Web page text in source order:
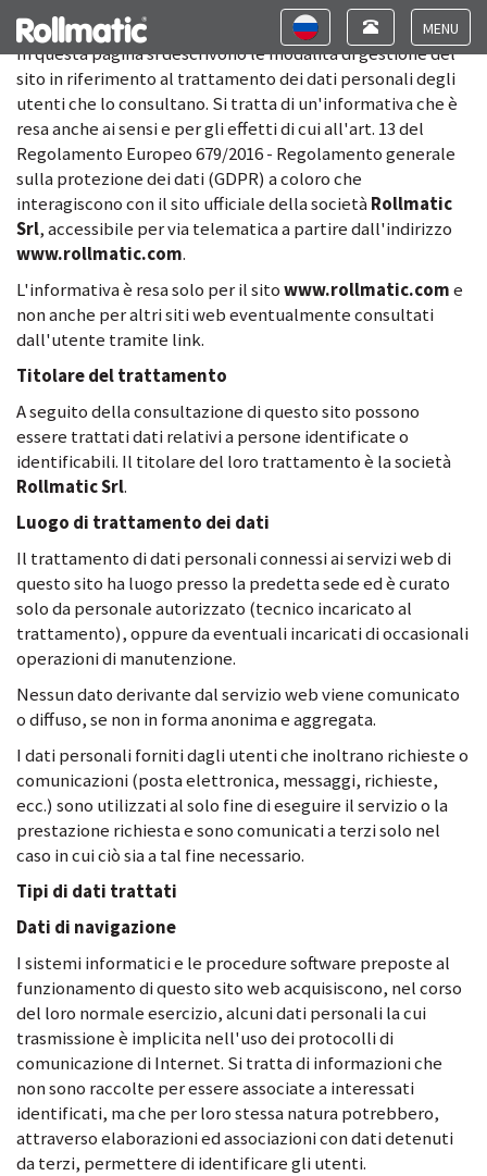
Toggle
Toggle
navigation
Toggle
navigation
Perché questo avviso
In questa pagina si descrivono le modalità di gestione del
sito in riferimento al trattamento dei dati personali degli
utenti che lo consultano. Si tratta di un'informativa che è
resa anche ai sensi e per gli effetti di cui all'art. 13 del
Regolamento Europeo 679/2016 - Regolamento generale
sulla protezione dei dati (GDPR) a coloro che
interagiscono con il sito ufficiale della societàRollmatic
Srl, accessibile per via telematica a partire dall'indirizzo
www.rollmatic.com.
L'informativa è resa solo per il sitowww.rollmatic.come
non anche per altri siti web eventualmente consultati
dall'utente tramite link.
Titolare del trattamento
A seguito della consultazione di questo sito possono
essere trattati dati relativi a persone identificate o
identificabili. Il titolare del loro trattamento è la società
Rollmatic Srl.
Luogo di trattamento dei dati
Il trattamento di dati personali connessi ai servizi web di
questo sito ha luogo presso la predetta sede ed è curato
solo da personale autorizzato (tecnico incaricato al
trattamento), oppure da eventuali incaricati di occasionali
operazioni di manutenzione.
Nessun dato derivante dal servizio web viene comunicato
o diffuso, se non in forma anonima e aggregata.
I dati personali forniti dagli utenti che inoltrano richieste o
comunicazioni (posta elettronica, messaggi, richieste,
ecc.) sono utilizzati al solo fine di eseguire il servizio o la
prestazione richiesta e sono comunicati a terzi solo nel
caso in cui ciò sia a tal fine necessario.
Tipi di dati trattati
Dati di navigazione
I sistemi informatici e le procedure software preposte al
funzionamento di questo sito web acquisiscono, nel corso
del loro normale esercizio, alcuni dati personali la cui
trasmissione è implicita nell'uso dei protocolli di
comunicazione di Internet. Si tratta di informazioni che
non sono raccolte per essere associate a interessati
identificati, ma che per loro stessa natura potrebbero,
attraverso elaborazioni ed associazioni con dati detenuti
da terzi, permettere di identificare gli utenti.